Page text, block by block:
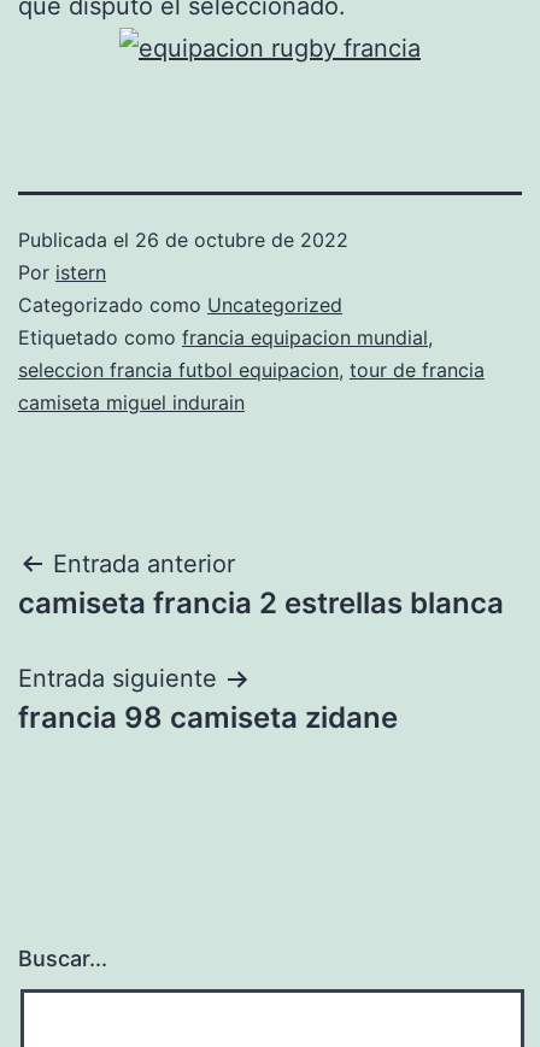
Publicada el 26 de octubre de 2022
Por istern
Categorizado como Uncategorized
Etiquetado como francia equipacion mundial,
seleccion francia futbol equipacion, tour de francia
camiseta miguel indurain
Navegación
de
entradas
Entrada anterior
camiseta francia 2 estrellas blanca
Entrada siguiente
francia 98 camiseta zidane
Buscar...